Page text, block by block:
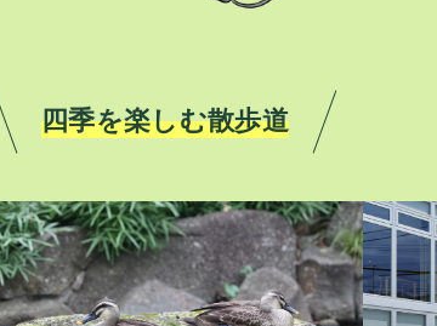
四季を楽しむ散歩道